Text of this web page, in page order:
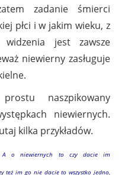
zadanie śmierci
płci i w jakim wieku, z
widzenia jest zawsze
niewierny zasługuje
naszpikowany
niewiernych.
kilka przykładów.
A o niewiernych to czy dacie im
też im go nie dacie to wszystko jedno,